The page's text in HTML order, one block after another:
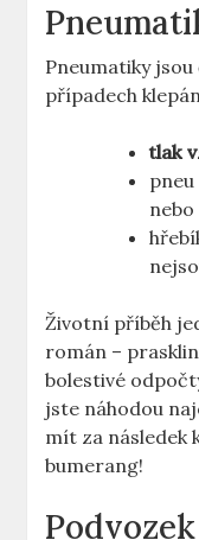
Pneumatiky
případech
tlak
Životní příběh
román –
bolestivé
jste náhodou
mít za následek
bumerang!